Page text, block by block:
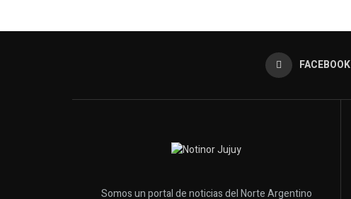
FACEBOOK
Somos un portal de noticias del Norte Argentino